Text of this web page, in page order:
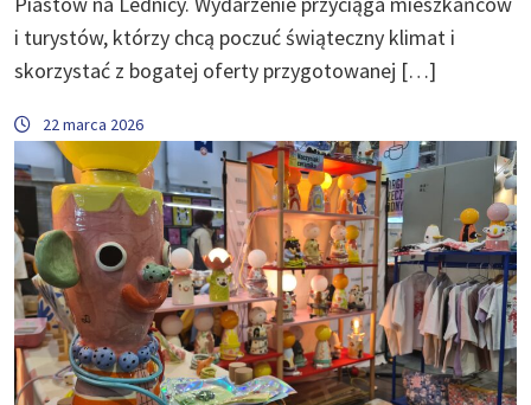
i turystów, którzy chcą poczuć świąteczny klimat i
skorzystać z bogatej oferty przygotowanej […]
22 marca 2026